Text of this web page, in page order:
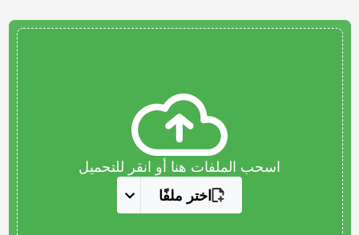
اسحب الملفات هنا أو انقر للتحميل
اختر ملفًا